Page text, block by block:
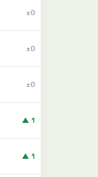
±0
±0
±0
▲ 1
▲ 1